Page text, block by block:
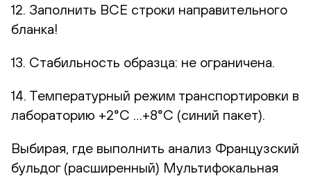
12. Заполнить ВСЕ строки направительного
бланка!
13. Стабильность образца: не ограничена.
14. Температурный режим транспортировки в
лабораторию +2°С …+8°С (синий пакет).
Выбирая, где выполнить анализ Французский
бульдог (расширенный) Мультифокальная